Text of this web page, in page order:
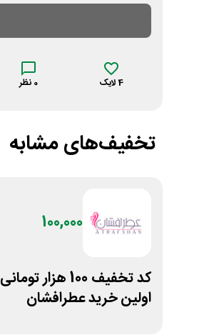
4 لایک 0 نظر
تخفیف‌های مشابه
100,000
کد تخفیف 100 هزار تومانی
اولین خرید عطرافشان